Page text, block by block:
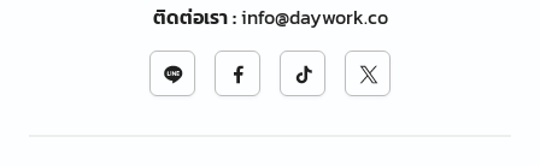
ติดต่อเรา:info@daywork.co